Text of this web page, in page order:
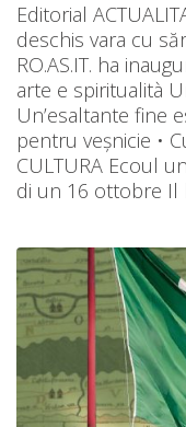
Editorial
deschis vara cu
RO.AS.IT. ha
arte e spiritualità
Un’esaltante fine
pentru veșnicie •
CULTURA Ecoul
di un 16 ottobre Il